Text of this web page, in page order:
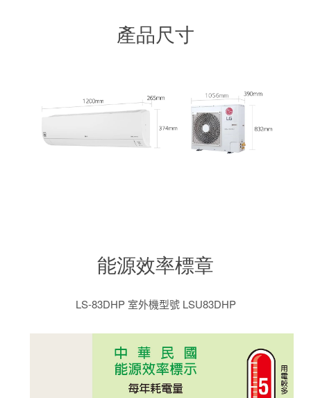
產品尺寸
能源效率標章
LS-83DHP 室外機型號 LSU83DHP